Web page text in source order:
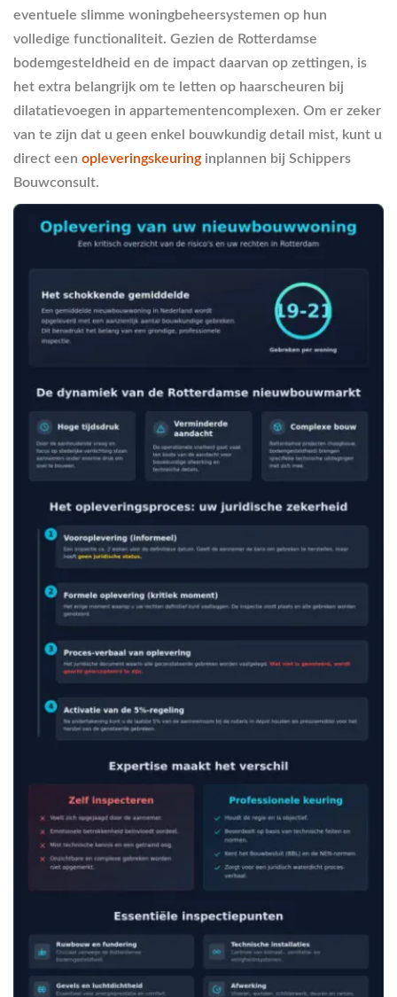
eventuele slimme woningbeheersystemen op hun
volledige functionaliteit. Gezien de Rotterdamse
bodemgesteldheid en de impact daarvan op zettingen, is
het extra belangrijk om te letten op haarscheuren bij
dilatatievoegen in appartementencomplexen. Om er zeker
van te zijn dat u geen enkel bouwkundig detail mist, kunt u
direct een opleveringskeuring inplannen bij Schippers
Bouwconsult.